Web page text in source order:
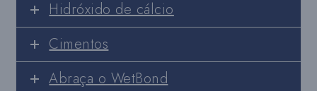
Hidróxido de cálcio
Cimentos
Abraça o WetBond